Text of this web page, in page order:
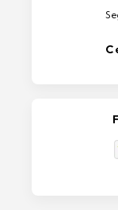
Máquinas e
Lixeiras e